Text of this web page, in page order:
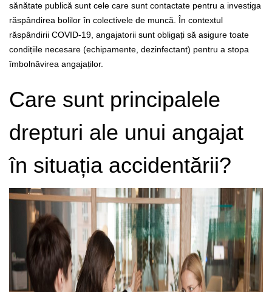
sănătate publică sunt cele care sunt contactate pentru a investiga
răspândirea bolilor în colectivele de muncă. În contextul
răspândirii COVID-19, angajatorii sunt obligați să asigure toate
condițiile necesare (echipamente, dezinfectant) pentru a stopa
îmbolnăvirea angajaților.
Care sunt principalele
drepturi ale unui angajat
în situația accidentării?